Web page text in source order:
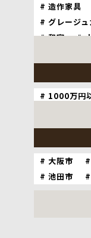
造作家具
グレージュ
和室
1000万円
大阪市
池田市